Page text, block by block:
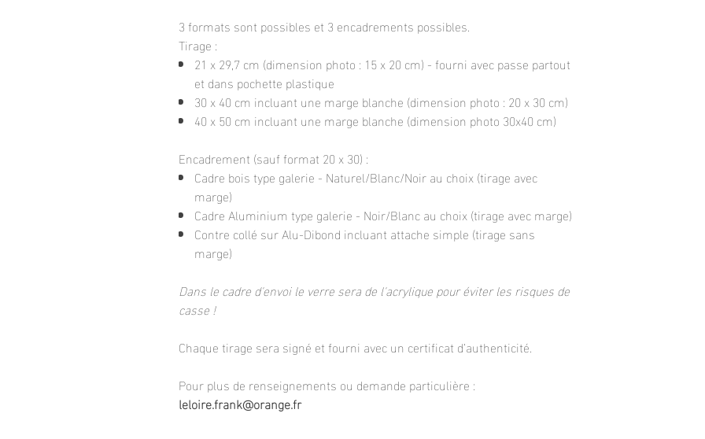
3 formats sont possibles et 3 encadrements possibles.
Tirage :
21 x 29,7 cm (dimension photo : 15 x 20 cm) - fourni avec passe partout
et dans pochette plastique
30 x 40 cm incluant une marge blanche (dimension photo : 20 x 30 cm)
40 x 50 cm incluant une marge blanche (dimension photo 30x40 cm)
Encadrement (sauf format 20 x 30) :
Cadre bois type galerie - Naturel/Blanc/Noir au choix (tirage avec
marge)
Cadre Aluminium type galerie - Noir/Blanc au choix (tirage avec marge)
Contre collé sur Alu-Dibond incluant attache simple (tirage sans
marge)
Dans le cadre d'envoi le verre sera de l'acrylique pour éviter les risques de
casse !
Chaque tirage sera signé et fourni avec un certificat d’authenticité.
Pour plus de renseignements ou demande particulière :
leloire.frank@orange.fr